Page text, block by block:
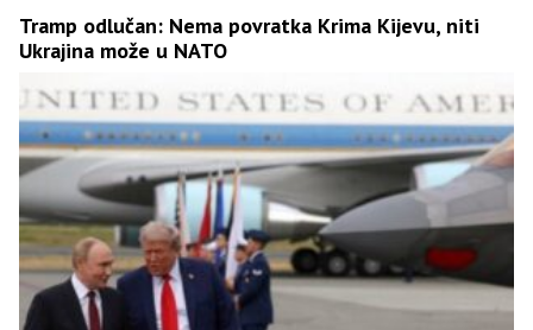
Tramp odlučan: Nema povratka Krima Kijevu, niti
Ukrajina može u NATO